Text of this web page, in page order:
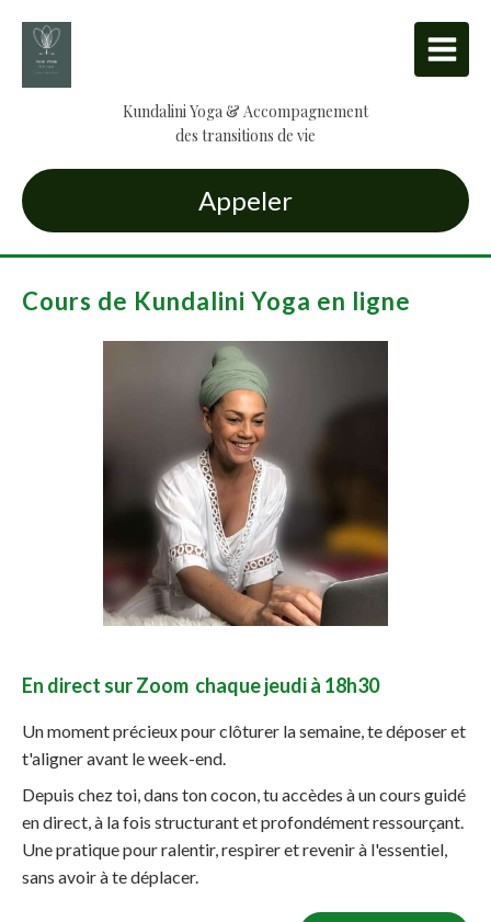
Kundalini Yoga & Accompagnement
des transitions de vie
Appeler
Cours de Kundalini Yoga en ligne
En direct sur Zoom chaque jeudi à 18h30
Un moment précieux pour clôturer la semaine, te déposer et
t'aligner avant le week-end.
Depuis chez toi, dans ton cocon, tu accèdes à un cours guidé
en direct, à la fois structurant et profondément ressourçant.
Une pratique pour ralentir, respirer et revenir à l'essentiel,
sans avoir à te déplacer.